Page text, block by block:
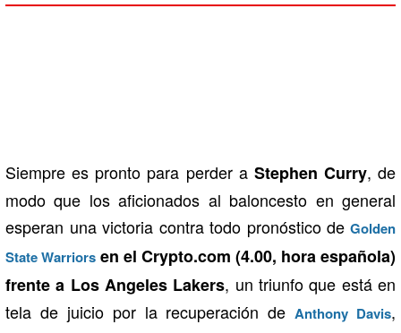
Siempre es pronto para perder a Stephen Curry, de
modo que los aficionados al baloncesto en general
esperan una victoria contra todo pronóstico de Golden
State Warriors en el Crypto.com (4.00, hora española)
frente a Los Angeles Lakers, un triunfo que está en
tela de juicio por la recuperación de Anthony Davis,